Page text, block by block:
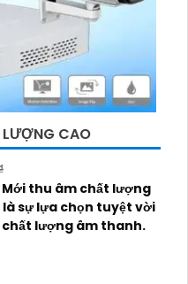
LƯỢNG CAO
thu âm chất lượng
sự lựa chọn tuyệt vời
lượng âm thanh.